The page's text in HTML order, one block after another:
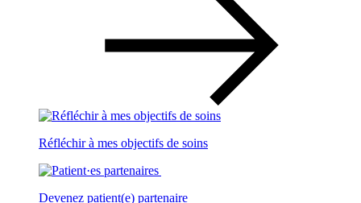
Réfléchir à mes objectifs de soins
Devenez patient(e) partenaire